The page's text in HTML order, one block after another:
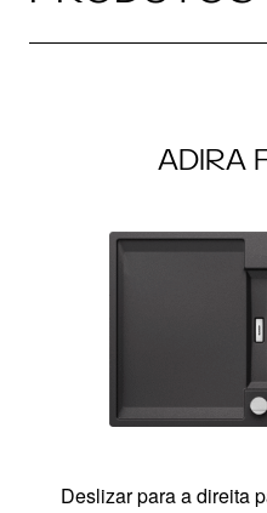
ADIRA
Deslizar para a direita